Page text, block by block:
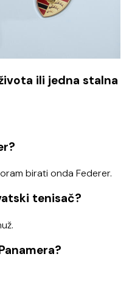
ili jedna stalna
birati onda Federer.
tenisač?